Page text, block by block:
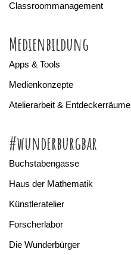
Classroommanagement
Medienbildung
Apps & Tools
Medienkonzepte
Atelierarbeit & Entdeckerräume
#wunderburgbar
Buchstabengasse
Haus der Mathematik
Künstleratelier
Forscherlabor
Die Wunderbürger